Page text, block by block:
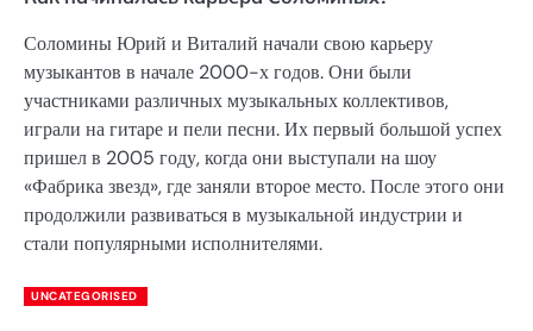
Соломины Юрий и Виталий начали свою карьеру
музыкантов в начале 2000-х годов. Они были
участниками различных музыкальных коллективов,
играли на гитаре и пели песни. Их первый большой успех
пришел в 2005 году, когда они выступали на шоу
«Фабрика звезд», где заняли второе место. После этого они
продолжили развиваться в музыкальной индустрии и
стали популярными исполнителями.
UNCATEGORISED